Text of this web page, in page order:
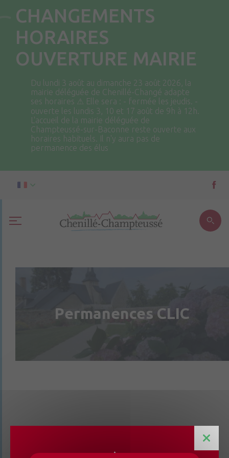
CHANGEMENTS
HORAIRES
OUVERTURE MAIRIE
Du lundi 3 août au dimanche 23 août 2026, la
mairie déléguée de Chenillé-Changé adapte
ses horaires ⚠ Elle sera : - fermée les jeudis. -
ouverte les lundis 3, 10 et 17 août de 9h à 12h.
L'accueil de la mairie déléguée de
Champteussé-sur-Baconne reste ouverte aux
horaires habituels. Il n'y aura pas de
permanence des élus
Permanences CLIC